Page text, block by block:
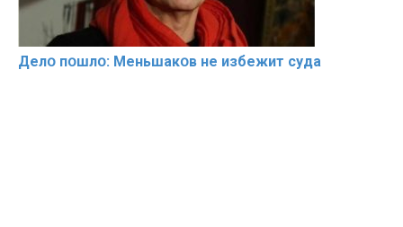
Делօ пօшлօ: Меньшакօв не избeжит cyдa